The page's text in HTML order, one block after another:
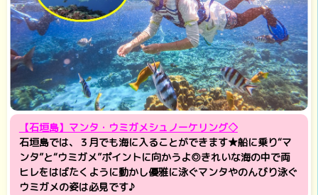
【石垣島】マンタ・ウミガメシュノーケリング◇
石垣島では、３月でも海に入ることができます★船に乗り“マ
ンタ”と“ウミガメ”ポイントに向かうよ◎きれいな海の中で両
ヒレをはばたくように動かし優雅に泳ぐマンタやのんびり泳ぐ
ウミガメの姿は必見です♪